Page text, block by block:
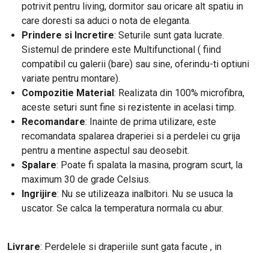
potrivit pentru living, dormitor sau oricare alt spatiu in
care doresti sa aduci o nota de eleganta.
Prindere si Incretire: Seturile sunt gata lucrate.
Sistemul de prindere este Multifunctional ( fiind
compatibil cu galerii (bare) sau sine, oferindu-ti optiuni
variate pentru montare).
Compozitie Material: Realizata din 100% microfibra,
aceste seturi sunt fine si rezistente in acelasi timp.
Recomandare: Inainte de prima utilizare, este
recomandata spalarea draperiei si a perdelei cu grija
pentru a mentine aspectul sau deosebit.
Spalare: Poate fi spalata la masina, program scurt, la
maximum 30 de grade Celsius.
Ingrijire: Nu se utilizeaza inalbitori. Nu se usuca la
uscator. Se calca la temperatura normala cu abur.
Livrare: Perdelele si draperiile sunt gata facute , in